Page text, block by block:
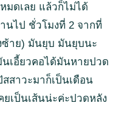
มดเลย แล้วก็ไม่ได้
นไป ชั่วโมงที่ 2 จากที่
ซ้าย) มันยุบ มันยุบนะ
เอี้ยวคอได้มันหายปวด
สาวะมาก็เป็นเดือน
เป็นเส้นน่ะค่ะปวดหลัง